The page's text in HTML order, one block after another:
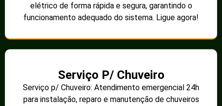
elétrico de forma rápida e segura, garantindo o
funcionamento adequado do sistema. Ligue agora!
Serviço P/ Chuveiro
Serviço p/ Chuveiro: Atendimento emergencial 24h
para instalação, reparo e manutenção de chuveiros